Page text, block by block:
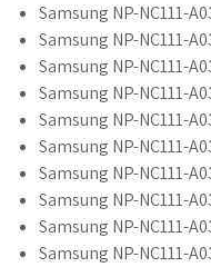
Samsung NP-NC111-
Samsung NP-NC111-
Samsung NP-NC111-
Samsung NP-NC111-
Samsung NP-NC111-
Samsung NP-NC111-
Samsung NP-NC111-
Samsung NP-NC111-
Samsung NP-NC111-
Samsung NP-NC111-